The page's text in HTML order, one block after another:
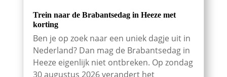
Trein naar de Brabantsedag in Heeze met
korting
Ben je op zoek naar een uniek dagje uit in
Nederland? Dan mag de Brabantsedag in
Heeze eigenlijk niet ontbreken. Op zondag
30 augustus 2026 verandert het